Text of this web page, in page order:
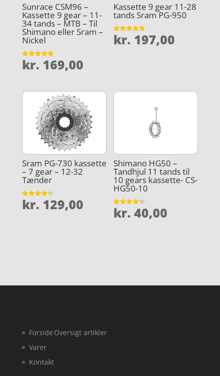
Sunrace CSM96 –
Kassette 9 gear – 11-
34 tands – MTB – Til
Shimano eller Sram –
Nickel
Vurderet
4.8
kr. 169,00
Kassette 9 gear 11-28
tands Sram PG-950
Vurderet
4.8
kr. 197,00
Sram PG-730 kassette
– 7 gear – 12-32
Tænder
Vurderet
4.3
kr. 129,00
Shimano HG50 –
Tandhjul 11 tands til
10 gears kassette- CS-
HG50-10
Vurderet
4.2
kr. 40,00
Forside
Varer
Kontakt
Oversigt artikler